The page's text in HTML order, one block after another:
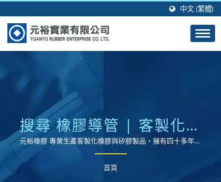
中文 (繁體)
搜尋 橡膠導管 | 客製化生
產橡膠製品與矽膠成型製
品服務 - 元裕橡膠實業有
元裕橡膠 專業生產客製化橡膠與矽膠製品，擁有四十多年的
製造經驗及技術。
首頁